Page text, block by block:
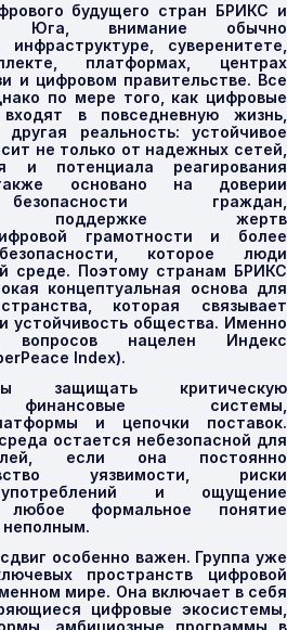
будущего стран БРИКС и
Юга, внимание обычно
суверенитете,
платформах, центрах
и цифровом правительстве. Все
по мере того, как цифровые
в повседневную жизнь,
реальность: устойчивое
не только от надежных сетей,
и потенциала реагирования
основано на доверии
граждан,
поддержке жертв
грамотности и более
которое люди
среде. Поэтому странам БРИКС
концептуальная основа для
которая связывает
устойчивость общества. Именно
нацелен Индекс
Index).
защищать критическую
финансовые системы,
и цепочки поставок.
остается небезопасной для
если она постоянно
уязвимости, риски
и ощущение
формальное понятие
неполным.
особенно важен. Группа уже
пространств цифровой
мире. Она включает в себя
цифровые экосистемы,